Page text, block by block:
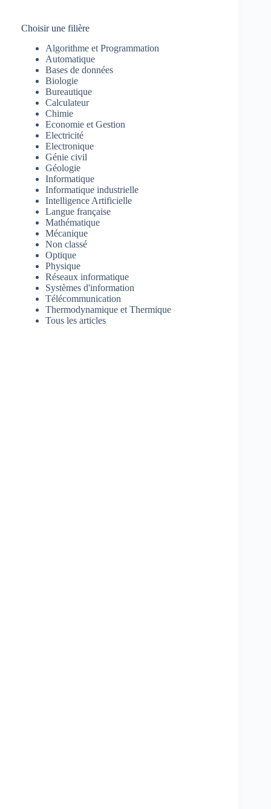
Choisir une filière
Algorithme et Programmation
Automatique
Bases de données
Biologie
Bureautique
Calculateur
Chimie
Economie et Gestion
Electricité
Electronique
Génie civil
Géologie
Informatique
Informatique industrielle
Intelligence Artificielle
Langue française
Mathématique
Mécanique
Non classé
Optique
Physique
Réseaux informatique
Systèmes d'information
Télécommunication
Thermodynamique et Thermique
Tous les articles